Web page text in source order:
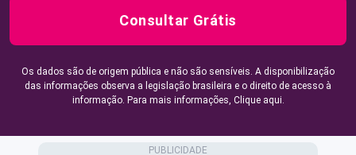
Consultar Grátis
Os dados são de origem pública e não são sensíveis. A disponibilização
das informações observa a legislação brasileira e o direito de acesso à
informação. Para mais informações, Clique aqui.